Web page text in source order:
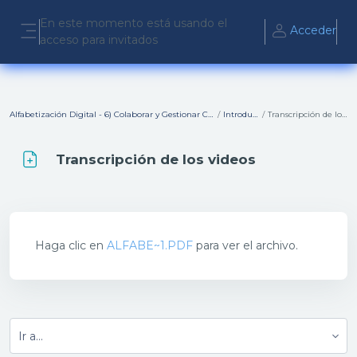
Panel lateral
En este momento está usando el
acceso para invitados
Acceder
Alfabetización Digital - 6) Colaborar y Gestionar Contenido Digital Introducción Transcripción de los videos
Transcripción de los videos
Haga clic en ALFABE~1.PDF para ver el archivo.